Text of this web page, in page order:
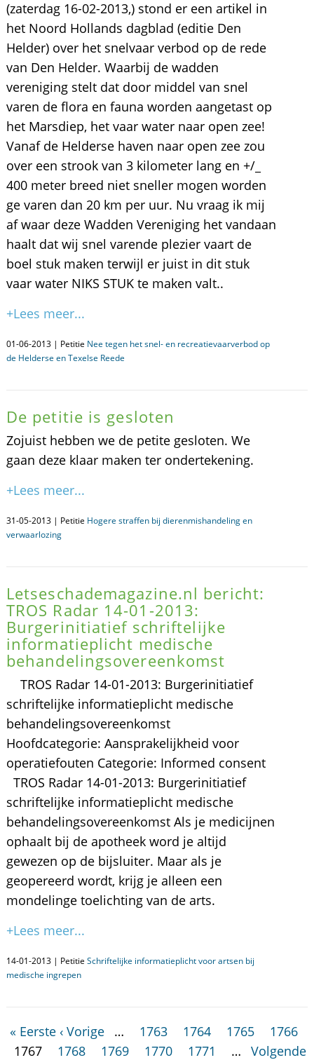
(zaterdag 16-02-2013,) stond er een artikel in
het Noord Hollands dagblad (editie Den
Helder) over het snelvaar verbod op de rede
van Den Helder. Waarbij de wadden
vereniging stelt dat door middel van snel
varen de flora en fauna worden aangetast op
het Marsdiep, het vaar water naar open zee!
Vanaf de Helderse haven naar open zee zou
over een strook van 3 kilometer lang en +/_
400 meter breed niet sneller mogen worden
ge varen dan 20 km per uur. Nu vraag ik mij
af waar deze Wadden Vereniging het vandaan
haalt dat wij snel varende plezier vaart de
boel stuk maken terwijl er juist in dit stuk
vaar water NIKS STUK te maken valt..
+Lees meer...
01-06-2013 | Petitie Nee tegen het snel- en recreatievaarverbod op
de Helderse en Texelse Reede
De petitie is gesloten
Zojuist hebben we de petite gesloten. We
gaan deze klaar maken ter ondertekening.
+Lees meer...
31-05-2013 | Petitie Hogere straffen bij dierenmishandeling en
verwaarlozing
Letseschademagazine.nl bericht:
TROS Radar 14-01-2013:
Burgerinitiatief schriftelijke
informatieplicht medische
behandelingsovereenkomst
TROS Radar 14-01-2013: Burgerinitiatief
schriftelijke informatieplicht medische
behandelingsovereenkomst
Hoofdcategorie: Aansprakelijkheid voor
operatiefouten Categorie: Informed consent
TROS Radar 14-01-2013: Burgerinitiatief
schriftelijke informatieplicht medische
behandelingsovereenkomst Als je medicijnen
ophaalt bij de apotheek word je altijd
gewezen op de bijsluiter. Maar als je
geopereerd wordt, krijg je alleen een
mondelinge toelichting van de arts.
+Lees meer...
14-01-2013 | Petitie Schriftelijke informatieplicht voor artsen bij
medische ingrepen
« Eerste ‹ Vorige … 1763 1764 1765
1766
1767
1768 1769 1770 1771 …
Volgende